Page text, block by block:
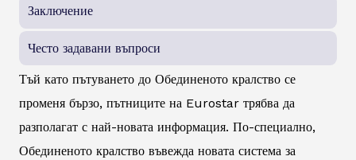
Заключение
Често задавани въпроси
Тъй като пътуването до Обединеното кралство се
променя бързо, пътниците на Eurostar трябва да
разполагат с най-новата информация. По-специално,
Обединеното кралство въвежда новата система за